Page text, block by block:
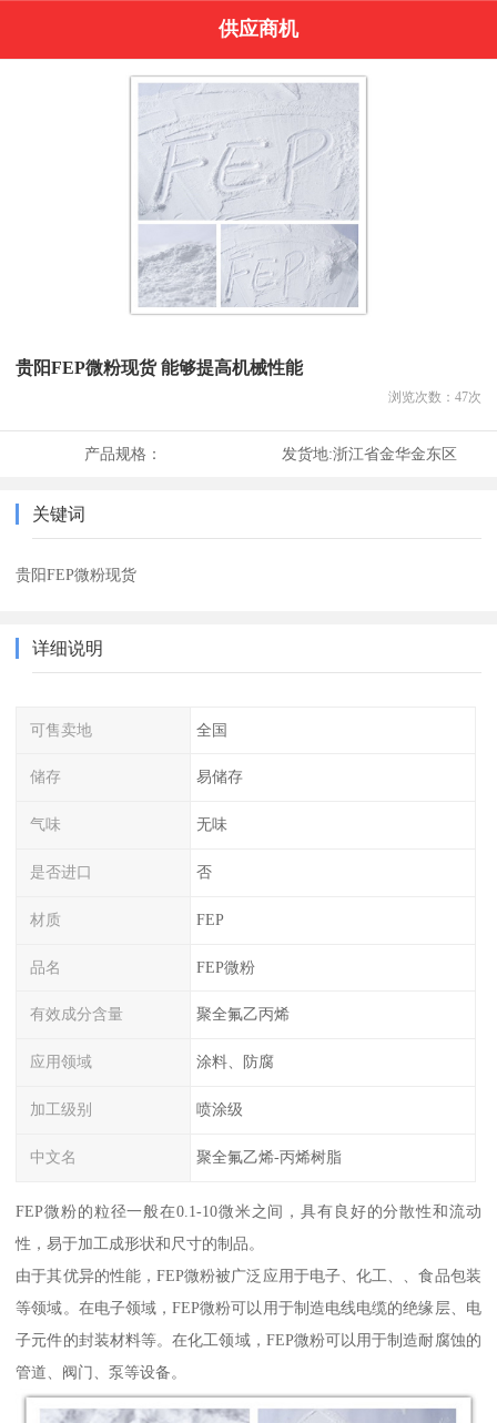
供应商机
贵阳FEP微粉现货 能够提高机械性能
浏览次数： 47次
产品规格： 发货地:浙江省金华金东区
关键词
贵阳FEP微粉现货
详细说明
可售卖地 全国
储存 易储存
气味 无味
是否进口 否
材质 FEP
品名 FEP微粉
有效成分含量 聚全氟乙丙烯
应用领域 涂料、防腐
加工级别 喷涂级
中文名 聚全氟乙烯-丙烯树脂
FEP微粉的粒径一般在0.1-10微米之间，具有良好的分散性和流动
性，易于加工成形状和尺寸的制品。
由于其优异的性能，FEP微粉被广泛应用于电子、化工、、食品包装
等领域。在电子领域，FEP微粉可以用于制造电线电缆的绝缘层、电
子元件的封装材料等。在化工领域，FEP微粉可以用于制造耐腐蚀的
管道、阀门、泵等设备。